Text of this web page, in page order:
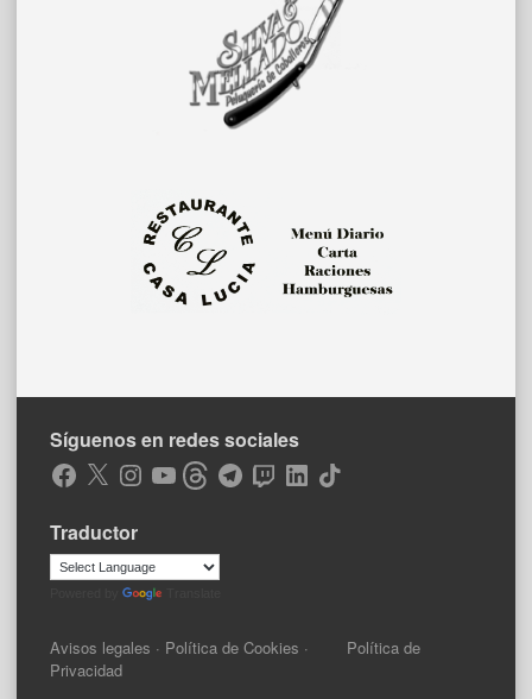
Síguenos en redes sociales
Facebook
X Instagram
YouTubeThreadsTelegramTwitchLinkedIn
TikTok
Traductor
Avisos legales · Política de Cookies · Política de
Privacidad